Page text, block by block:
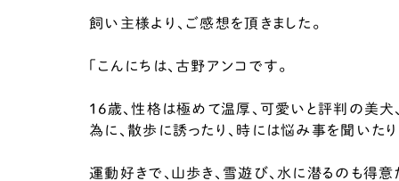
飼い主様より、ご感想を頂きました。
｢こんにちは、古野アンコです。
16歳、性格は極めて温厚、可愛いと評判の美
為に、散歩に誘ったり、時には悩み事を聞いた
運動好きで、山歩き、雪遊び、水に潜るのも得